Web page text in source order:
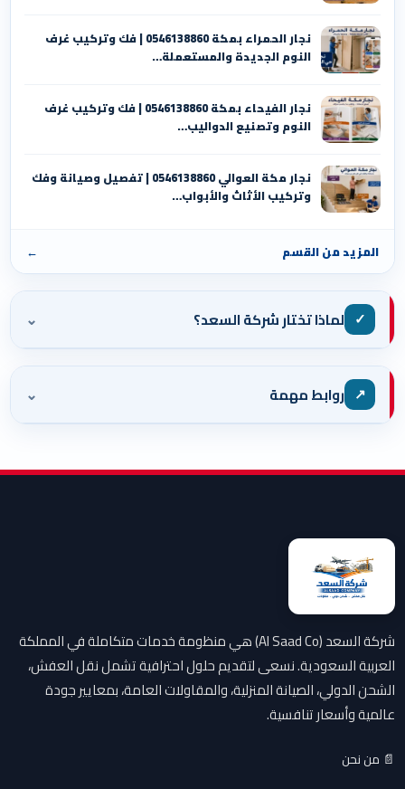
نجار الحمراء بمكة 0546138860⁩ | فك وتركيب غرف
النوم الجديدة والمستعملة…
نجار الفيحاء بمكة 0546138860⁩ | فك وتركيب غرف
النوم وتصنيع الدواليب…
نجار مكة العوالي 0546138860⁩ | تفصيل وصيانة وفك
وتركيب الأثاث والأبواب…
المزيد من القسم ←
✓ لماذا تختار شركة السعد؟ ⌄
↗ روابط مهمة ⌄
شركة السعد (Al Saad Co) هي منظومة خدمات متكاملة في المملكة
العربية السعودية. نسعى لتقديم حلول احترافية تشمل نقل العفش،
الشحن الدولي، الصيانة المنزلية، والمقاولات العامة، بمعايير جودة
عالمية وأسعار تنافسية.
📄 من نحن